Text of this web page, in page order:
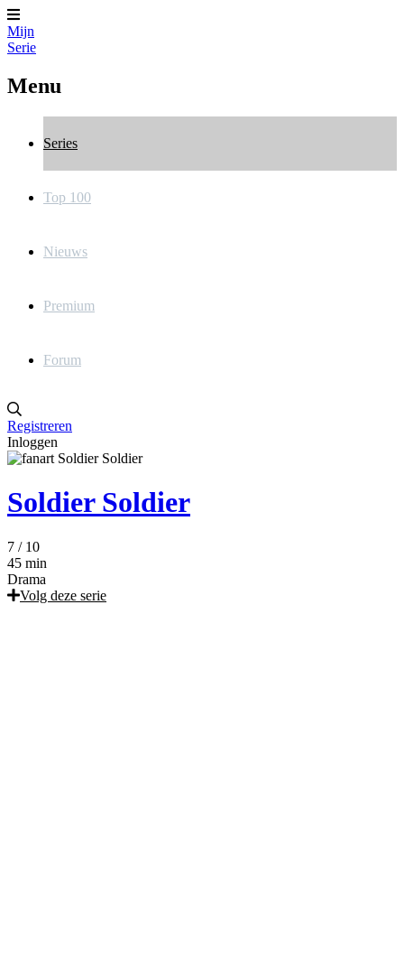
Mijn
Serie
Menu
Series
Top 100
Nieuws
Premium
Forum
Registreren
Inloggen
Soldier Soldier
7 / 10
45 min
Drama
Volg deze serie